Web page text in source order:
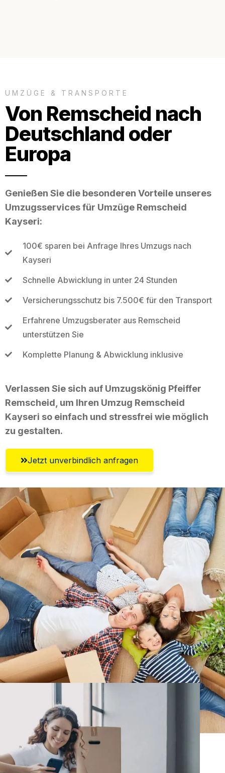
UMZÜGE & TRANSPORTE
Von Remscheid nach
Deutschland oder
Europa
Genießen Sie die besonderen Vorteile unseres
Umzugsservices für Umzüge Remscheid
Kayseri:
100€ sparen bei Anfrage Ihres Umzugs nach
Kayseri
Schnelle Abwicklung in unter 24 Stunden
Versicherungsschutz bis 7.500€ für den Transport
Erfahrene Umzugsberater aus Remscheid
unterstützen Sie
Komplette Planung & Abwicklung inklusive
Verlassen Sie sich auf Umzugskönig Pfeiffer
Remscheid, um Ihren Umzug Remscheid
Kayseri so einfach und stressfrei wie möglich
zu gestalten.
Jetzt unverbindlich anfragen